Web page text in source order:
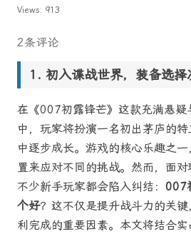
Views: 913
2条评论
初入谍战世界，装备选择
在《007初露锋芒》这款充满悬疑
中，玩家将扮演一名初出茅庐的
中逐步成长。游戏的核心乐趣之
置来应对不同的挑战。然而，面对
不少新手玩家都会陷入纠结： 007
个好？这不仅是提升战斗力的关
利完成的重要因素。本文将结合